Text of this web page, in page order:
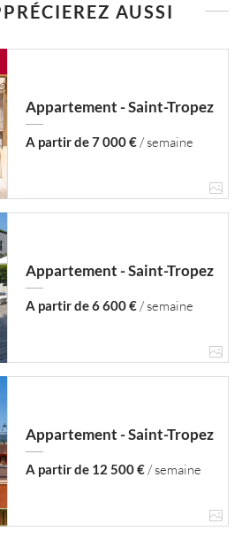
AUSSI
Appartement - Saint-Tropez
A partir de 7 000 €/ semaine
Appartement - Saint-Tropez
A partir de 6 600 €/ semaine
Appartement - Saint-Tropez
A partir de 12 500 €/ semaine